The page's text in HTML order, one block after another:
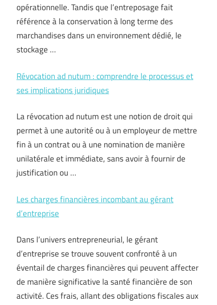
opérationnelle. Tandis que l’entreposage fait
référence à la conservation à long terme des
marchandises dans un environnement dédié, le
stockage …
Révocation ad nutum : comprendre le processus et
ses implications juridiques
La révocation ad nutum est une notion de droit qui
permet à une autorité ou à un employeur de mettre
fin à un contrat ou à une nomination de manière
unilatérale et immédiate, sans avoir à fournir de
justification ou …
Les charges financières incombant au gérant
d’entreprise
Dans l’univers entrepreneurial, le gérant
d’entreprise se trouve souvent confronté à un
éventail de charges financières qui peuvent affecter
de manière significative la santé financière de son
activité. Ces frais, allant des obligations fiscales aux